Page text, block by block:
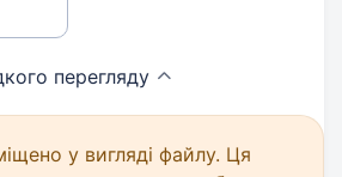
перегляду
у вигляді файлу. Ця